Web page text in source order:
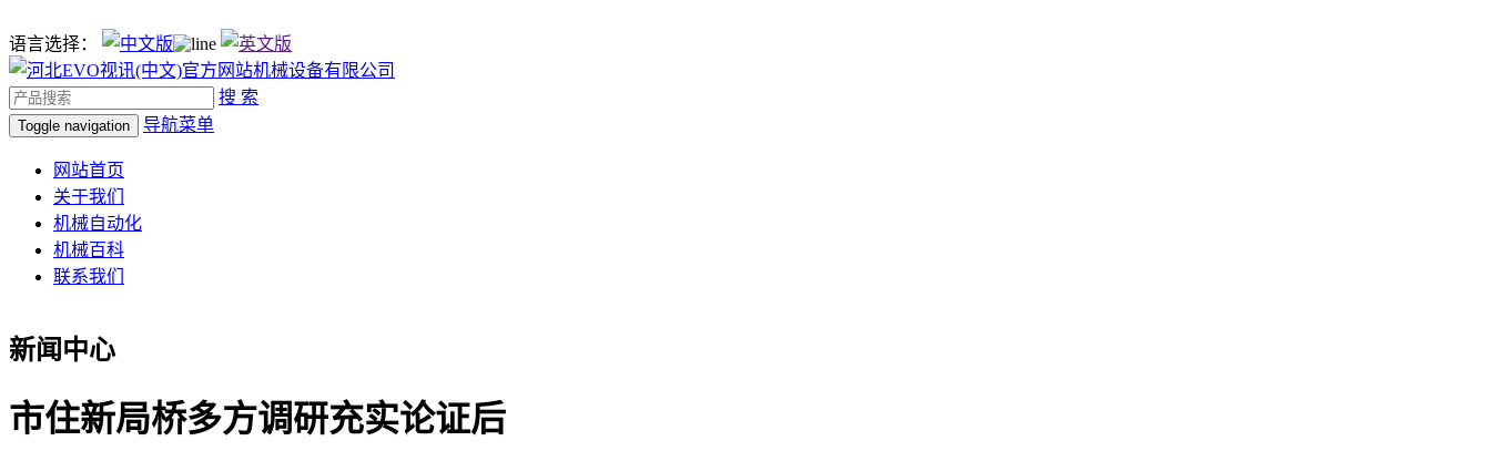
语言选择：
搜 索
Toggle navigation 导航菜单
网站首页
关于我们
机械自动化
机械百科
联系我们
新闻中心
市住新局桥多方调研充实论证后